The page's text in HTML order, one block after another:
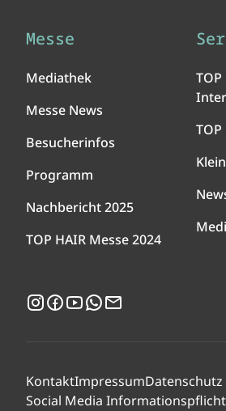
Messe
Mediathek
Messe News
Besucherinfos
Programm
Nachbericht 2025
TOP HAIR Messe 2024
TOP
TOP
Instagram
Facebook
YouTubeWhatsApp
KontaktImpressumDatenschutz
Social Media Informationspflicht